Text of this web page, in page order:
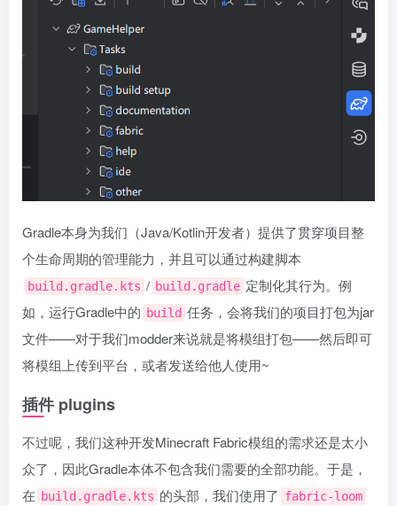
Gradle本身为我们（Java/Kotlin开发者）提供了贯穿项目整
个生命周期的管理能力，并且可以通过构建脚本
build.gradle.kts / build.gradle 定制化其行为。例
如，运行Gradle中的 build 任务，会将我们的项目打包为jar
文件——对于我们modder来说就是将模组打包——然后即可
将模组上传到平台，或者发送给他人使用~
插件 plugins
不过呢，我们这种开发Minecraft Fabric模组的需求还是太小
众了，因此Gradle本体不包含我们需要的全部功能。于是，
在 build.gradle.kts 的头部，我们使用了 fabric-loom